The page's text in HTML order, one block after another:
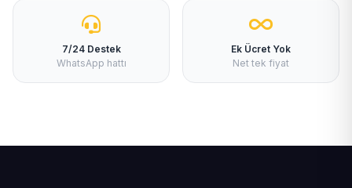
7/24 Destek
WhatsApp hattı
Ek Ücret Yok
Net tek fiyat